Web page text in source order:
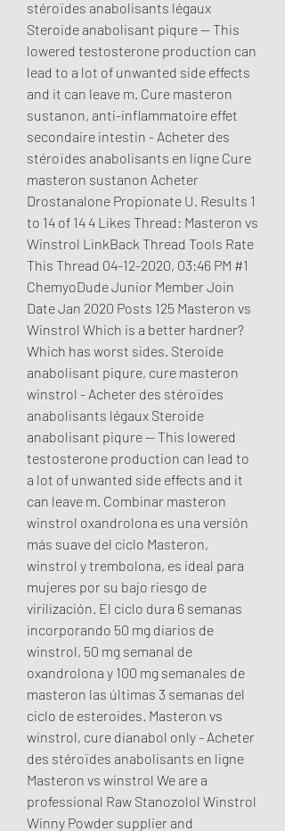
stéroïdes anabolisants légaux
Steroide anabolisant piqure -- This
lowered testosterone production can
lead to a lot of unwanted side effects
and it can leave m. Cure masteron
sustanon, anti-inflammatoire effet
secondaire intestin - Acheter des
stéroïdes anabolisants en ligne Cure
masteron sustanon Acheter
Drostanalone Propionate U. Results 1
to 14 of 14 4 Likes Thread: Masteron vs
Winstrol LinkBack Thread Tools Rate
This Thread 04-12-2020, 03:46 PM #1
ChemyoDude Junior Member Join
Date Jan 2020 Posts 125 Masteron vs
Winstrol Which is a better hardner?
Which has worst sides. Steroide
anabolisant piqure, cure masteron
winstrol - Acheter des stéroïdes
anabolisants légaux Steroide
anabolisant piqure -- This lowered
testosterone production can lead to
a lot of unwanted side effects and it
can leave m. Combinar masteron
winstrol oxandrolona es una versión
más suave del ciclo Masteron,
winstrol y trembolona, es ideal para
mujeres por su bajo riesgo de
virilización. El ciclo dura 6 semanas
incorporando 50 mg diarios de
winstrol, 50 mg semanal de
oxandrolona y 100 mg semanales de
masteron las últimas 3 semanas del
ciclo de esteroides. Masteron vs
winstrol, cure dianabol only - Acheter
des stéroïdes anabolisants en ligne
Masteron vs winstrol We are a
professional Raw Stanozolol Winstrol
Winny Powder supplier and